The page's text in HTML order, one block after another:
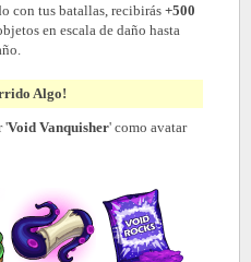
con tus batallas, recibirás +500
en escala de daño hasta
Algo!
'Void Vanquisher' como avatar